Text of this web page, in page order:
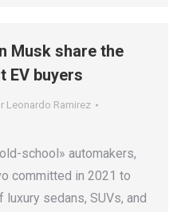
Musk share the
EV buyers
Leonardo Ramirez
school» automakers,
committed in 2021 to
sedans, SUVs, and